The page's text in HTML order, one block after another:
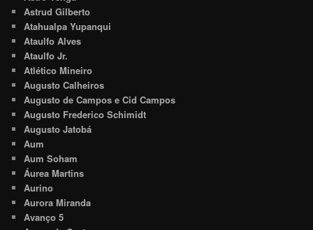
Astrud Gilberto
Atahualpa Yupanqui
Ataulfo Alves
Ataulfo Jr.
Atlético Mineiro
Augusto Calheiros
Augusto de Campos e Cid Campos
Augusto Frederico Schimidt
Augusto Jatobá
Aum
Aum Soham
Áurea Martins
Aurino
Aurora Miranda
Avanço 5